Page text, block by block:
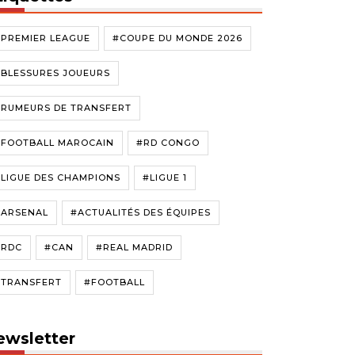
LEAGUE #COUPE DU MONDE 2026
JOUEURS
DE TRANSFERT
MAROCAIN #RD CONGO
DES CHAMPIONS #LIGUE 1
#ACTUALITÉS DES ÉQUIPES
#CAN #REAL MADRID
#FOOTBALL